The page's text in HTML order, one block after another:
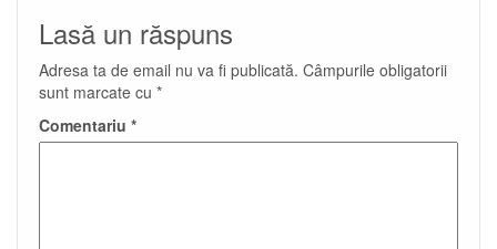
Lasă un răspuns
Adresa ta de email nu va fi publicată. Câmpurile obligatorii
sunt marcate cu *
Comentariu *